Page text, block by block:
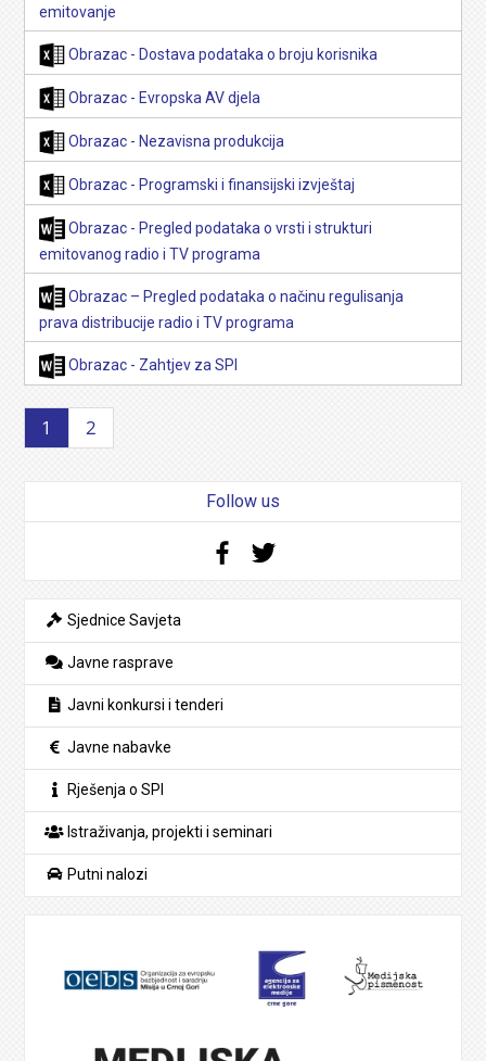
emitovanje
Obrazac - Dostava podataka o broju korisnika
Obrazac - Evropska AV djela
Obrazac - Nezavisna produkcija
Obrazac - Programski i finansijski izvještaj
Obrazac - Pregled podataka o vrsti i strukturi
emitovanog radio i TV programa
Obrazac – Pregled podataka o načinu regulisanja
prava distribucije radio i TV programa
Obrazac - Zahtjev za SPI
1 2
Follow us
Facebook
Sjednice Savjeta
Javne rasprave
Javni konkursi i tenderi
Javne nabavke
Rješenja o SPI
Istraživanja, projekti i seminari
Putni nalozi